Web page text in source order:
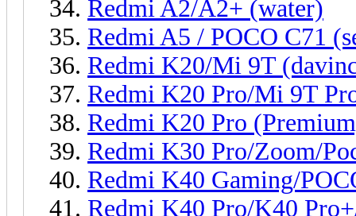
Redmi A2/A2+ (water)
Redmi A5 / POCO C71
Redmi K20/Mi 9T
Redmi K20 Pro/Mi 9T
Redmi K20 Pro
Redmi K30 Pro/Zoom/
Redmi K40 Gaming/
Redmi K40 Pro/K40